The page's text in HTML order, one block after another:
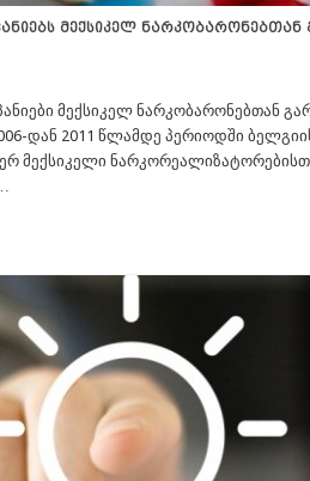
მექსიკელ ნარკობარონებთან
მექსიკელ ნარკობარონებთან
დან 2011 წლამდე პერიოდში
მექსიკელი